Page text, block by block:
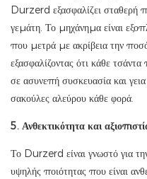
Durzerd εξασφαλίζει σταθερή
γεμάτη. Το μηχάνημα είναι
που μετρά με ακρίβεια την
εξασφαλίζοντας ότι κάθε
σε ασυνεπή συσκευασία και
σακούλες αλεύρου κάθε φορά.
5. Ανθεκτικότητα και
Το Durzerd είναι γνωστό για
υψηλής ποιότητας που είναι